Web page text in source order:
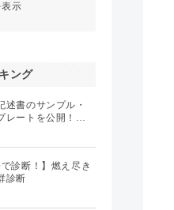
示
・研修 （106）
ト（104）
ング
述書のサンプル・
レートを公開！…
で診断！】燃え尽き
診断